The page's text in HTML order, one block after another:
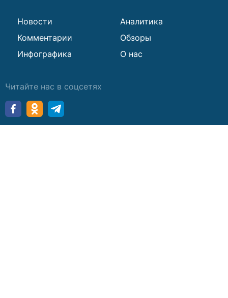
Новости
Аналитика
Комментарии
Обзоры
Инфографика
О нас
Читайте нас в соцсетях